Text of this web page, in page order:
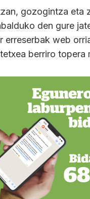
gozogintza eta
den gure
erreserbak web
berriro topera